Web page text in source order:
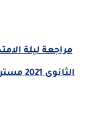
مراجعة ليلة
الثانوى 2021 مستر رضا الفاروق